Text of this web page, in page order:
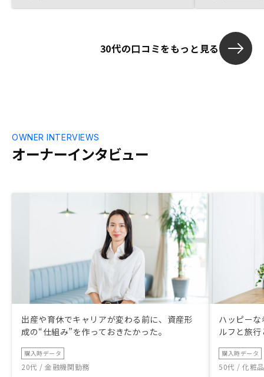
30代の口コミをもっと見る
オーナーインタビュー
OWNER INTERVIEWS
出産や育休でキャリアが変わる前に、資産形
成の“仕組み”を作っておきたかった。
購入時データ
20代 / 金融機関勤務
ハッピー
ルフと旅
購入時データ
50代 / 化粧